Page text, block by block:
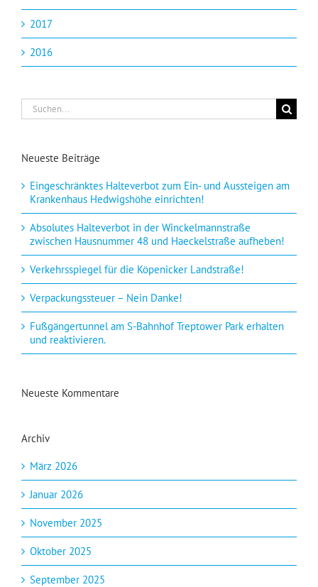
2017
2016
Suche
nach:
Neueste Beiträge
Eingeschränktes Halteverbot zum Ein- und Aussteigen am
Krankenhaus Hedwigshöhe einrichten!
Absolutes Halteverbot in der Winckelmannstraße
zwischen Hausnummer 48 und Haeckelstraße aufheben!
Verkehrsspiegel für die Köpenicker Landstraße!
Verpackungssteuer – Nein Danke!
Fußgängertunnel am S-Bahnhof Treptower Park erhalten
und reaktivieren.
Neueste Kommentare
Archiv
März 2026
Januar 2026
November 2025
Oktober 2025
September 2025